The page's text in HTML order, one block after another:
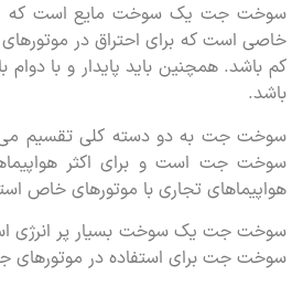
سوخت جت یک سوخت مایع است که از
خاصی است که برای احتراق در
کم باشد. همچنین باید پایدار و با دوام
باشد.
هواپیماهای تجاری با موتورهای خاص
سوخت جت یک سوخت بسیار پر انرژی
سوخت جت برای استفاده در موتورهای